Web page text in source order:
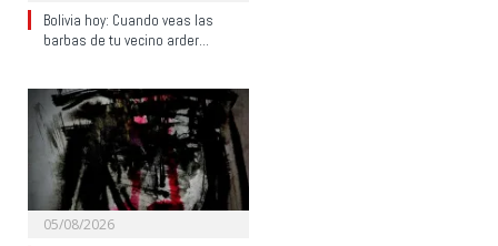
Bolivia hoy: Cuando veas las
barbas de tu vecino arder…
05/08/2026